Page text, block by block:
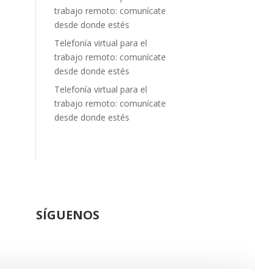
trabajo remoto: comunícate
desde donde estés
Telefonía virtual para el
trabajo remoto: comunícate
desde donde estés
Telefonía virtual para el
trabajo remoto: comunícate
desde donde estés
SÍGUENOS